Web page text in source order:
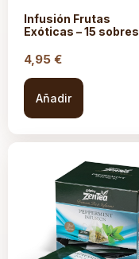
Infusión Frutas
Exóticas – 15 sobres
4,95 €
Añadir